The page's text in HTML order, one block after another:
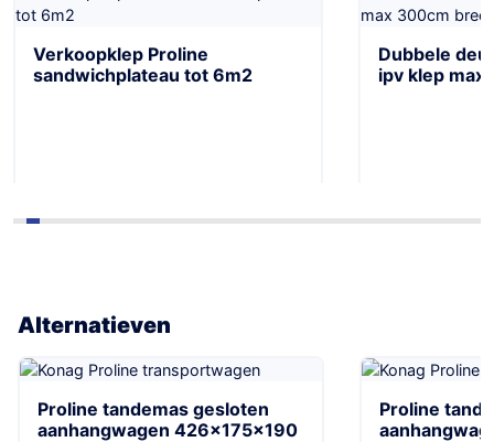
Verkoopklep Proline
sandwichplateau tot 6m2
Dubbele
ipv klep
Alternatieven
Proline tandemas gesloten
aanhangwagen 426x175x190
Proline